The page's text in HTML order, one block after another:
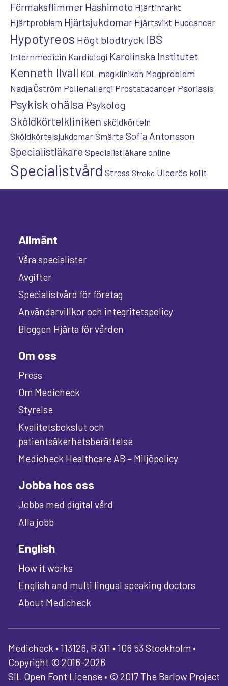
Förmaksflimmer Hashimoto Hjärtinfarkt
Hjärtproblem Hjärtsjukdomar Hjärtsvikt Hudcancer
Hypotyreos Högt blodtryck IBS
Internmedicin Kardiologi Karolinska Institutet
Kenneth Ilvall KOL magkliniken Magproblem
Nadja Öström Pollenallergi Prostatacancer Psoriasis
Psykisk ohälsa Psykolog
Sköldkörtelkliniken sköldkörteln
Sköldkörtelsjukdomar Smärta Sofia Antonsson
Specialistläkare Specialistläkare online
Specialistvård Stress Stroke Ulcerös kolit
Allmänt
Våra specialister
Avgifter
Specialistvård för företag
Användarvillkor och integritetspolicy
Bloggen Hjärta för vården
Om oss
Press
Om Medicheck
Styrelse
Kvalitetsbokslut och
patientsäkerhetsberättelse
Medicheck Healthcare AB – Miljöpolicy
Jobba hos oss
Jobba med digital vård
Alla jobb
English
How it works
English and multi lingual speaking doctors
About Medicheck
Medicheck • 113126, R 311 • 106 53 Stockholm •
Copyright © 2016-2026
SIL Open Font License • © 2017 The Barlow Project